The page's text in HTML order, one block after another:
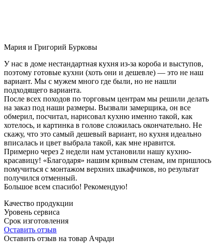
Мария и Григорий Бурковы
У нас в доме нестандартная кухня из-за короба и выступов,
поэтому готовые кухни (хоть они и дешевле) — это не наш
вариант. Мы с мужем много где были, но не нашли
подходящего варианта.
После всех походов по торговым центрам мы решили делать
на заказ под наши размеры. Вызвали замерщика, он все
обмерил, посчитал, нарисовал кухню именно такой, как
хотелось, и картинка в голове сложилась окончательно. Не
скажу, что это самый дешевый вариант, но кухня идеально
вписалась и цвет выбрала такой, как мне нравится.
Примерно через 2 недели нам установили нашу кухню-
красавицу! «Благодаря» нашим кривым стенам, им пришлось
помучиться с монтажом верхних шкафчиков, но результат
получился отменный.
Большое всем спасибо! Рекомендую!
Качество продукции
Уровень сервиса
Срок изготовления
Оставить отзыв
Оставить отзыв на товар Ачради